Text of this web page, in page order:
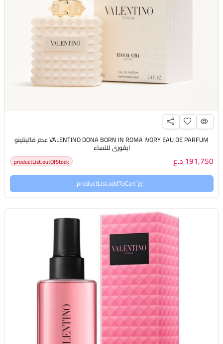
VALENTINO DONA BORN IN ROMA IVORY EAU DE PARFUM عطر فالينتينو
ايڤوري للنساء
191,750 د.ع productList.outOfStock
productList.addToCart